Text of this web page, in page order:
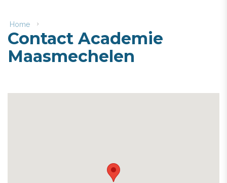
Home
Academie
Maasmechelen
Contact Academie
Maasmechelen